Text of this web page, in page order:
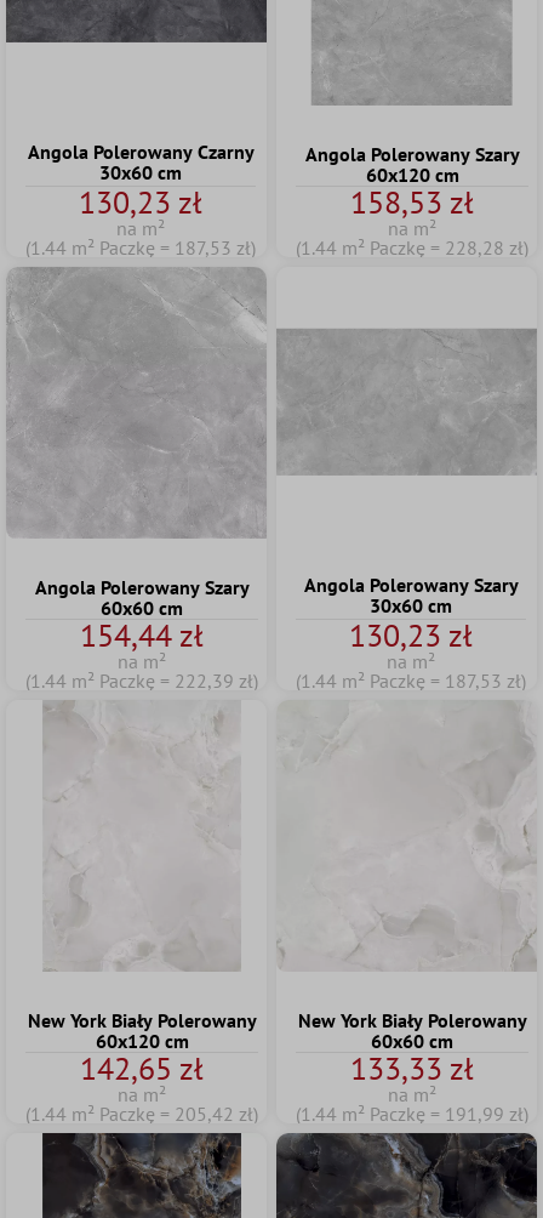
Angola Polerowany Czarny
30x60 cm
130,23 zł
na m²
(1.44 m² Paczkę = 187,53 zł)
Angola Polerowany Szary
60x120 cm
158,53 zł
na m²
(1.44 m² Paczkę = 228,28 zł)
Angola Polerowany Szary
60x60 cm
154,44 zł
na m²
(1.44 m² Paczkę = 222,39 zł)
Angola Polerowany Szary
30x60 cm
130,23 zł
na m²
(1.44 m² Paczkę = 187,53 zł)
New York Biały Polerowany
60x120 cm
142,65 zł
na m²
(1.44 m² Paczkę = 205,42 zł)
New York Biały Polerowany
60x60 cm
133,33 zł
na m²
(1.44 m² Paczkę = 191,99 zł)